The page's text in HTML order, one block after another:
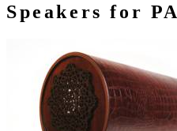
Speakers for PA